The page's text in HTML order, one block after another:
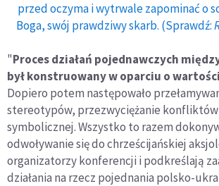
przed oczyma i wytrwale zapominać o
Boga, swój prawdziwy skarb. (Sprawdź:
"Proces działań pojednawczych
był konstruowany w oparciu o
Dopiero potem następowało
stereotypów, przezwyciężanie
symbolicznej. Wszystko to razem
odwoływanie się do chrześcijańskiej
organizatorzy konferencji i podkreślają
działania na rzecz pojednania polsko-